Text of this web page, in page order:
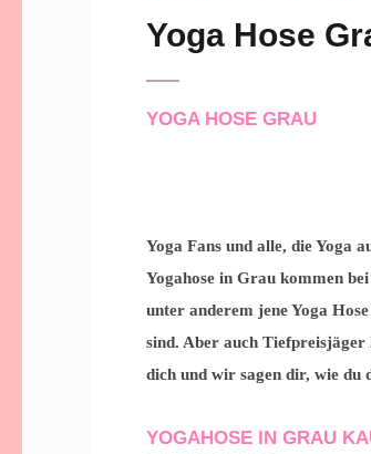
Yoga Hose
YOGA HOSE GRAU
Yoga Fans und alle, die Yoga
Yogahose in Grau kommen
unter anderem jene Yoga
sind. Aber auch
dich und wir sagen dir, wie du
YOGAHOSE IN GRAU